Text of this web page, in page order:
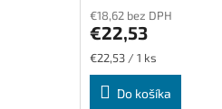
€18,62 bez DPH
€22,53
Jednotková
cena:
€22,53 / 1 ks
Do košíka